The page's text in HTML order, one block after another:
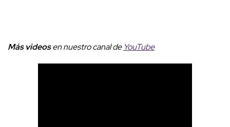
Más videosen nuestro canal de YouTube